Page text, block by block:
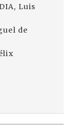
Luis
de